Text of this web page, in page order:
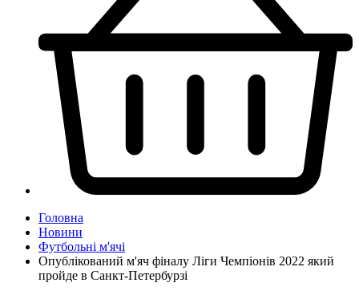
Головна
Новини
Футбольні м'ячі
Опублікований м'яч фіналу Ліги Чемпіонів 2022 який
пройде в Санкт-Петербурзі